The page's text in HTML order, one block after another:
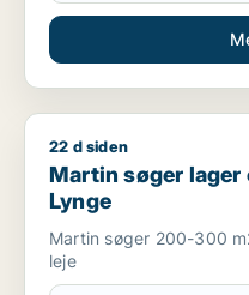
Martin søger lager eller
22 d siden
Martin søger
Lynge
Martin søger 200-300
leje